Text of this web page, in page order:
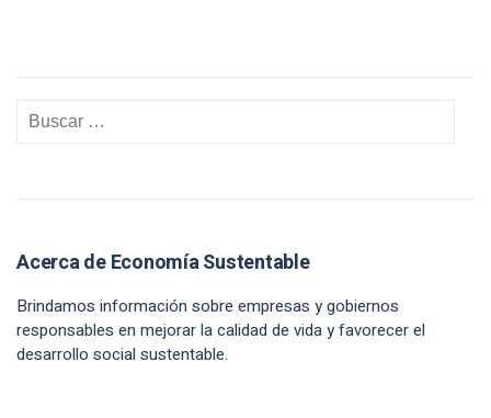
Acerca de Economía Sustentable
Brindamos información sobre empresas y gobiernos
responsables en mejorar la calidad de vida y favorecer el
desarrollo social sustentable.